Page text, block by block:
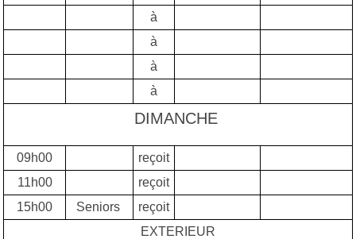
à
à
à
à
DIMANCHE
09h00
reçoit
11h00
reçoit
15h00
Seniors
reçoit
EXTERIEUR